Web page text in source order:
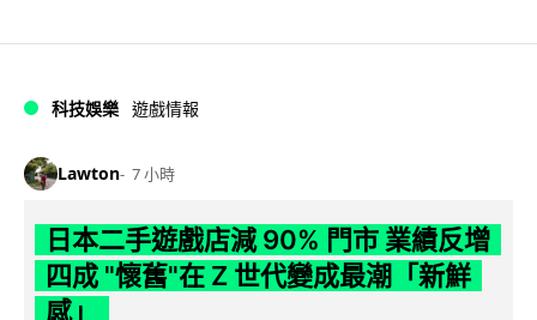
科技娛樂 遊戲情報
Lawton 7 小時
日本二手遊戲店減 90% 門市 業績反增
四成 "懷舊"在 Z 世代變成最潮「新鮮
感」